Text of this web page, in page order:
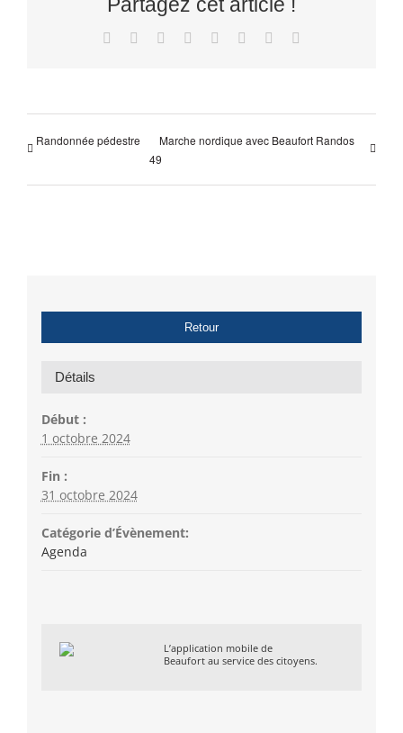
Partagez cet article !
Facebook Reddit LinkedIn
TumblrPinterest
Randonnée pédestre
Marche nordique avec Beaufort Randos
49
Retour
Détails
Début :
1 octobre 2024
Fin :
31 octobre 2024
Catégorie d’Évènement:
Agenda
L’application mobile de
Beaufort au service des citoyens.